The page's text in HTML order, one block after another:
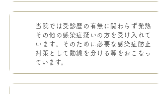
当院では受診歴の有無に関わらず発熱
その他の感染症疑いの方を受け入れて
います。そのために必要な感染症防止
対策として動線を分ける等をおこなっ
ています。